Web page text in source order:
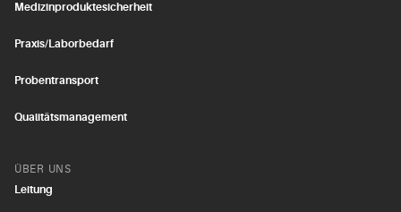
Medizinproduktesicherheit
Praxis/Laborbedarf
Probentransport
Qualitätsmanagement
ÜBER UNS
Leitung